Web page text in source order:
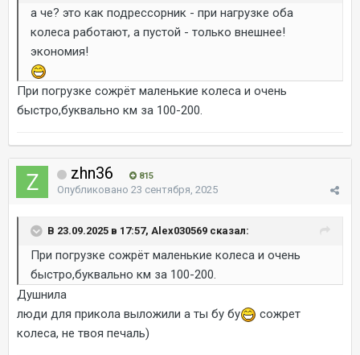
а че? это как подрессорник - при нагрузке оба
колеса работают, а пустой - только внешнее!
экономия!
При погрузке сожрёт маленькие колеса и очень
быстро,буквально км за 100-200.
zhn36 815
Опубликовано 23 сентября, 2025
В 23.09.2025 в 17:57, Alex030569 сказал:
При погрузке сожрёт маленькие колеса и очень
быстро,буквально км за 100-200.
Душнила
люди для прикола выложили а ты бу бу
сожрет
колеса, не твоя печаль)